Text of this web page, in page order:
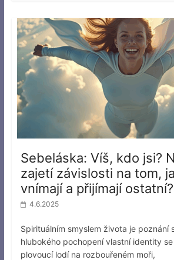
Sebeláska: Víš, kdo jsi?
zajetí závislosti na tom,
vnímají a přijímají ostatní?
4.6.2025
Spirituálním smyslem života je poznání
hlubokého pochopení vlastní identity
plovoucí lodí na rozbouřeném moři,